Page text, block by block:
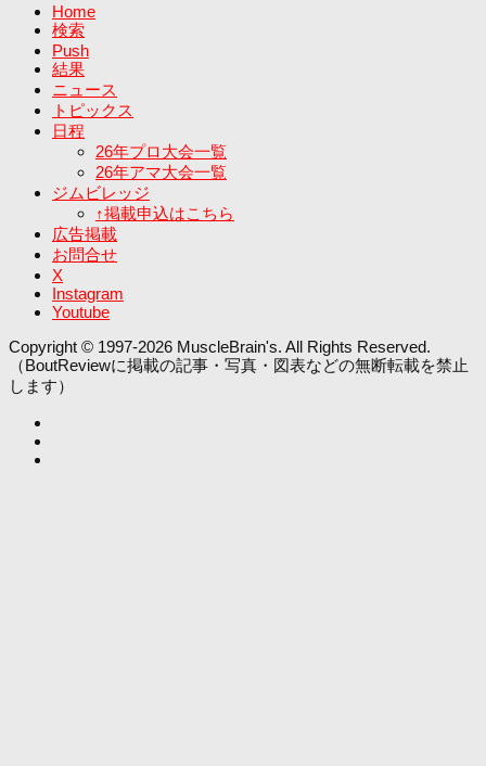
Home
検索
Push
結果
ニュース
トピックス
日程
26年プロ大会一覧
26年アマ大会一覧
ジムビレッジ
↑掲載申込はこちら
広告掲載
お問合せ
X
Instagram
Youtube
Copyright © 1997-2026 MuscleBrain's. All Rights Reserved.
（BoutReviewに掲載の記事・写真・図表などの無断転載を禁止
します）